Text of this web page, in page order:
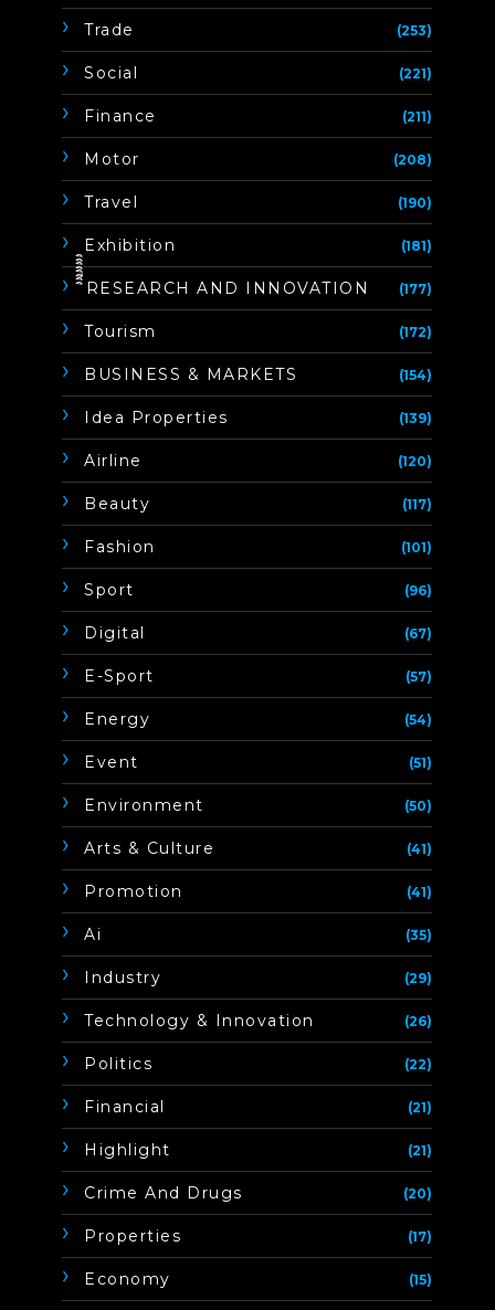
Trade (253)
Social (221)
Finance (211)
Motor (208)
Travel (190)
Exhibition (181)
ิิีิิิิิRESEARCH AND INNOVATION (177)
Tourism (172)
BUSINESS & MARKETS (154)
Idea Properties (139)
Airline (120)
Beauty (117)
Fashion (101)
Sport (96)
Digital (67)
E-Sport (57)
Energy (54)
Event (51)
Environment (50)
Arts & Culture (41)
Promotion (41)
Ai (35)
Industry (29)
Technology & Innovation (26)
Politics (22)
Financial (21)
Highlight (21)
Crime And Drugs (20)
Properties (17)
Economy (15)